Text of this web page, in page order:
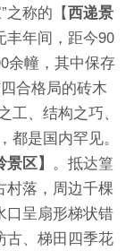
之称的【西递景
丰年间，距今90
余幢，其中保存
合格局的砖木
、结构之巧、
都是国内罕见。
区】 。抵达篁
村落，周边千棵
口呈扇形梯状错
古、梯田四季花